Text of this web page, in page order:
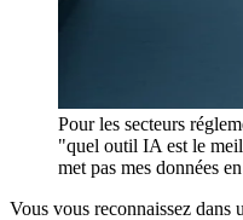
Pour les secteurs
"quel outil IA est le
met pas mes données
Vous vous reconnaissez dans